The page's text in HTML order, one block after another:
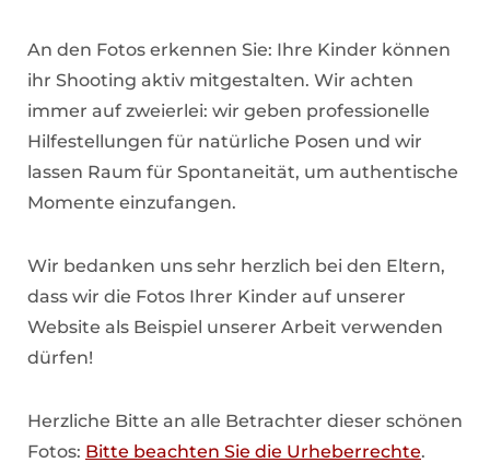
An den Fotos erkennen Sie: Ihre Kinder können
ihr Shooting aktiv mitgestalten. Wir achten
immer auf zweierlei: wir geben professionelle
Hilfestellungen für natürliche Posen und wir
lassen Raum für Spontaneität, um authentische
Momente einzufangen.
Wir bedanken uns sehr herzlich bei den Eltern,
dass wir die Fotos Ihrer Kinder auf unserer
Website als Beispiel unserer Arbeit verwenden
dürfen!
Herzliche Bitte an alle Betrachter dieser schönen
Fotos: Bitte beachten Sie die Urheberrechte.